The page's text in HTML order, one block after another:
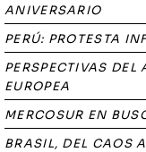
ANIVERSARIO
PERÚ: PROTESTA
PERSPECTIVAS
EUROPEA
MERCOSUR EN
BRASIL, DEL CAOS